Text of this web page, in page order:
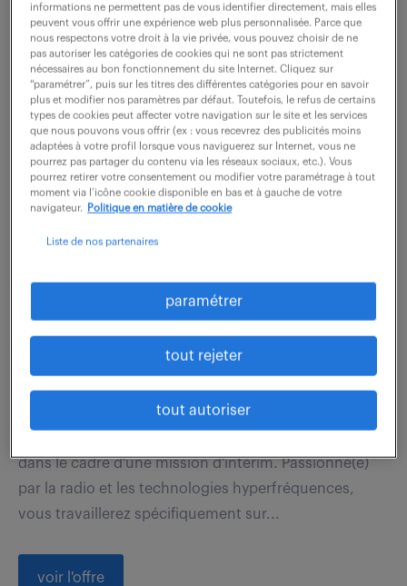
32 000 - 36 000 € / an
Vos missions principales : Participez aux phases
d'architecture et de conception hardware, Concevez
les synoptiques de câblage, Définissez les bancs de
test nécessaires, Identifiez les risques...
voir l'offre
technicien radiofréquence h/f
4 août 2026
6 mois
34 000 - 35 000 € / an
dans le cadre d'une mission d'intérim. Passionné(e)
par la radio et les technologies hyperfréquences,
vous travaillerez spécifiquement sur...
voir l'offre
informations ne permettent pas de vous identifier directement, mais elles
peuvent vous offrir une expérience web plus personnalisée. Parce que
nous respectons votre droit à la vie privée, vous pouvez choisir de ne
pas autoriser les catégories de cookies qui ne sont pas strictement
nécessaires au bon fonctionnement du site Internet. Cliquez sur
“paramétrer”, puis sur les titres des différentes catégories pour en savoir
plus et modifier nos paramètres par défaut. Toutefois, le refus de certains
types de cookies peut affecter votre navigation sur le site et les services
que nous pouvons vous offrir (ex : vous recevrez des publicités moins
adaptées à votre profil lorsque vous naviguerez sur Internet, vous ne
pourrez pas partager du contenu via les réseaux sociaux, etc.). Vous
pourrez retirer votre consentement ou modifier votre paramétrage à tout
moment via l’icône cookie disponible en bas et à gauche de votre
navigateur.
Politique en matière de cookie
Liste de nos partenaires
paramétrer
tout rejeter
tout autoriser